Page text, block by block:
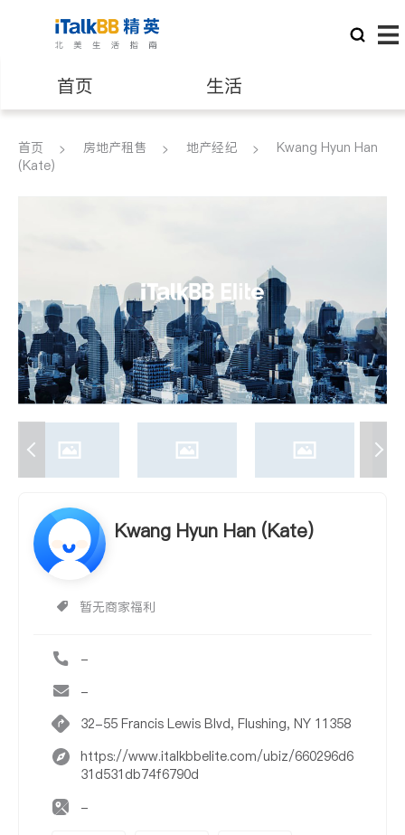
首页 生活
医生 律师
养老 非盈利组织
首页 房地产租售 地产经纪
Kwang Hyun Han
(Kate)
Kwang Hyun Han (Kate)
暂无商家福利
-
-
32-55 Francis Lewis Blvd, Flushing, NY 11358
https://www.italkbbelite.com/ubiz/660296d6
31d531db74f6790d
-